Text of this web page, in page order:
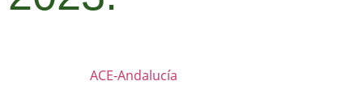
ACE-Andalucía